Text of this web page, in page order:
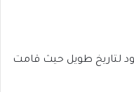
لتاريخ طويل حيث قامت